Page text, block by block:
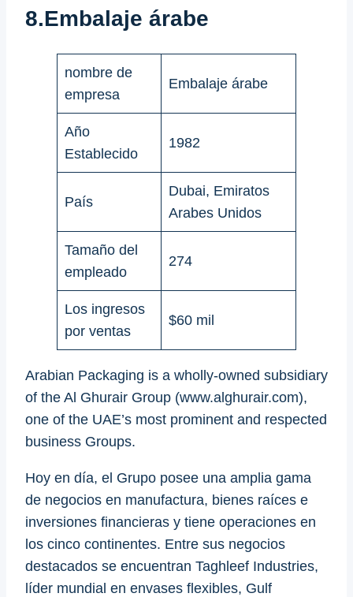
8.Embalaje árabe
nombre de
empresa
Embalaje árabe
Año
Establecido
1982
País
Dubai, Emiratos
Arabes Unidos
Tamaño del
empleado
274
Los ingresos
por ventas
$60 mil
Arabian Packaging is a wholly-owned subsidiary
of the Al Ghurair Group (www.alghurair.com),
one of the UAE’s most prominent and respected
business Groups.
Hoy en día, el Grupo posee una amplia gama
de negocios en manufactura, bienes raíces e
inversiones financieras y tiene operaciones en
los cinco continentes. Entre sus negocios
destacados se encuentran Taghleef Industries,
líder mundial en envases flexibles, Gulf